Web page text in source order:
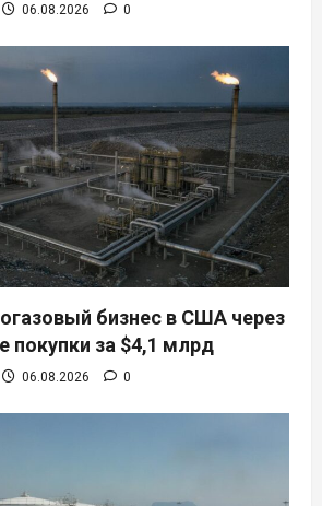
06.08.2026 0
бизнес в США через
покупки за $4,1 млрд
06.08.2026 0